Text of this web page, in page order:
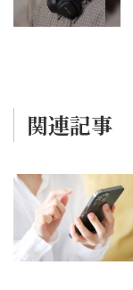
関連記事